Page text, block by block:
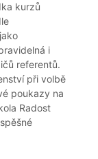
kurzů
i
referentů.
při volbě
poukazy na
Radost